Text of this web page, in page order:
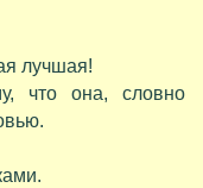
лучшая!
что она, словно